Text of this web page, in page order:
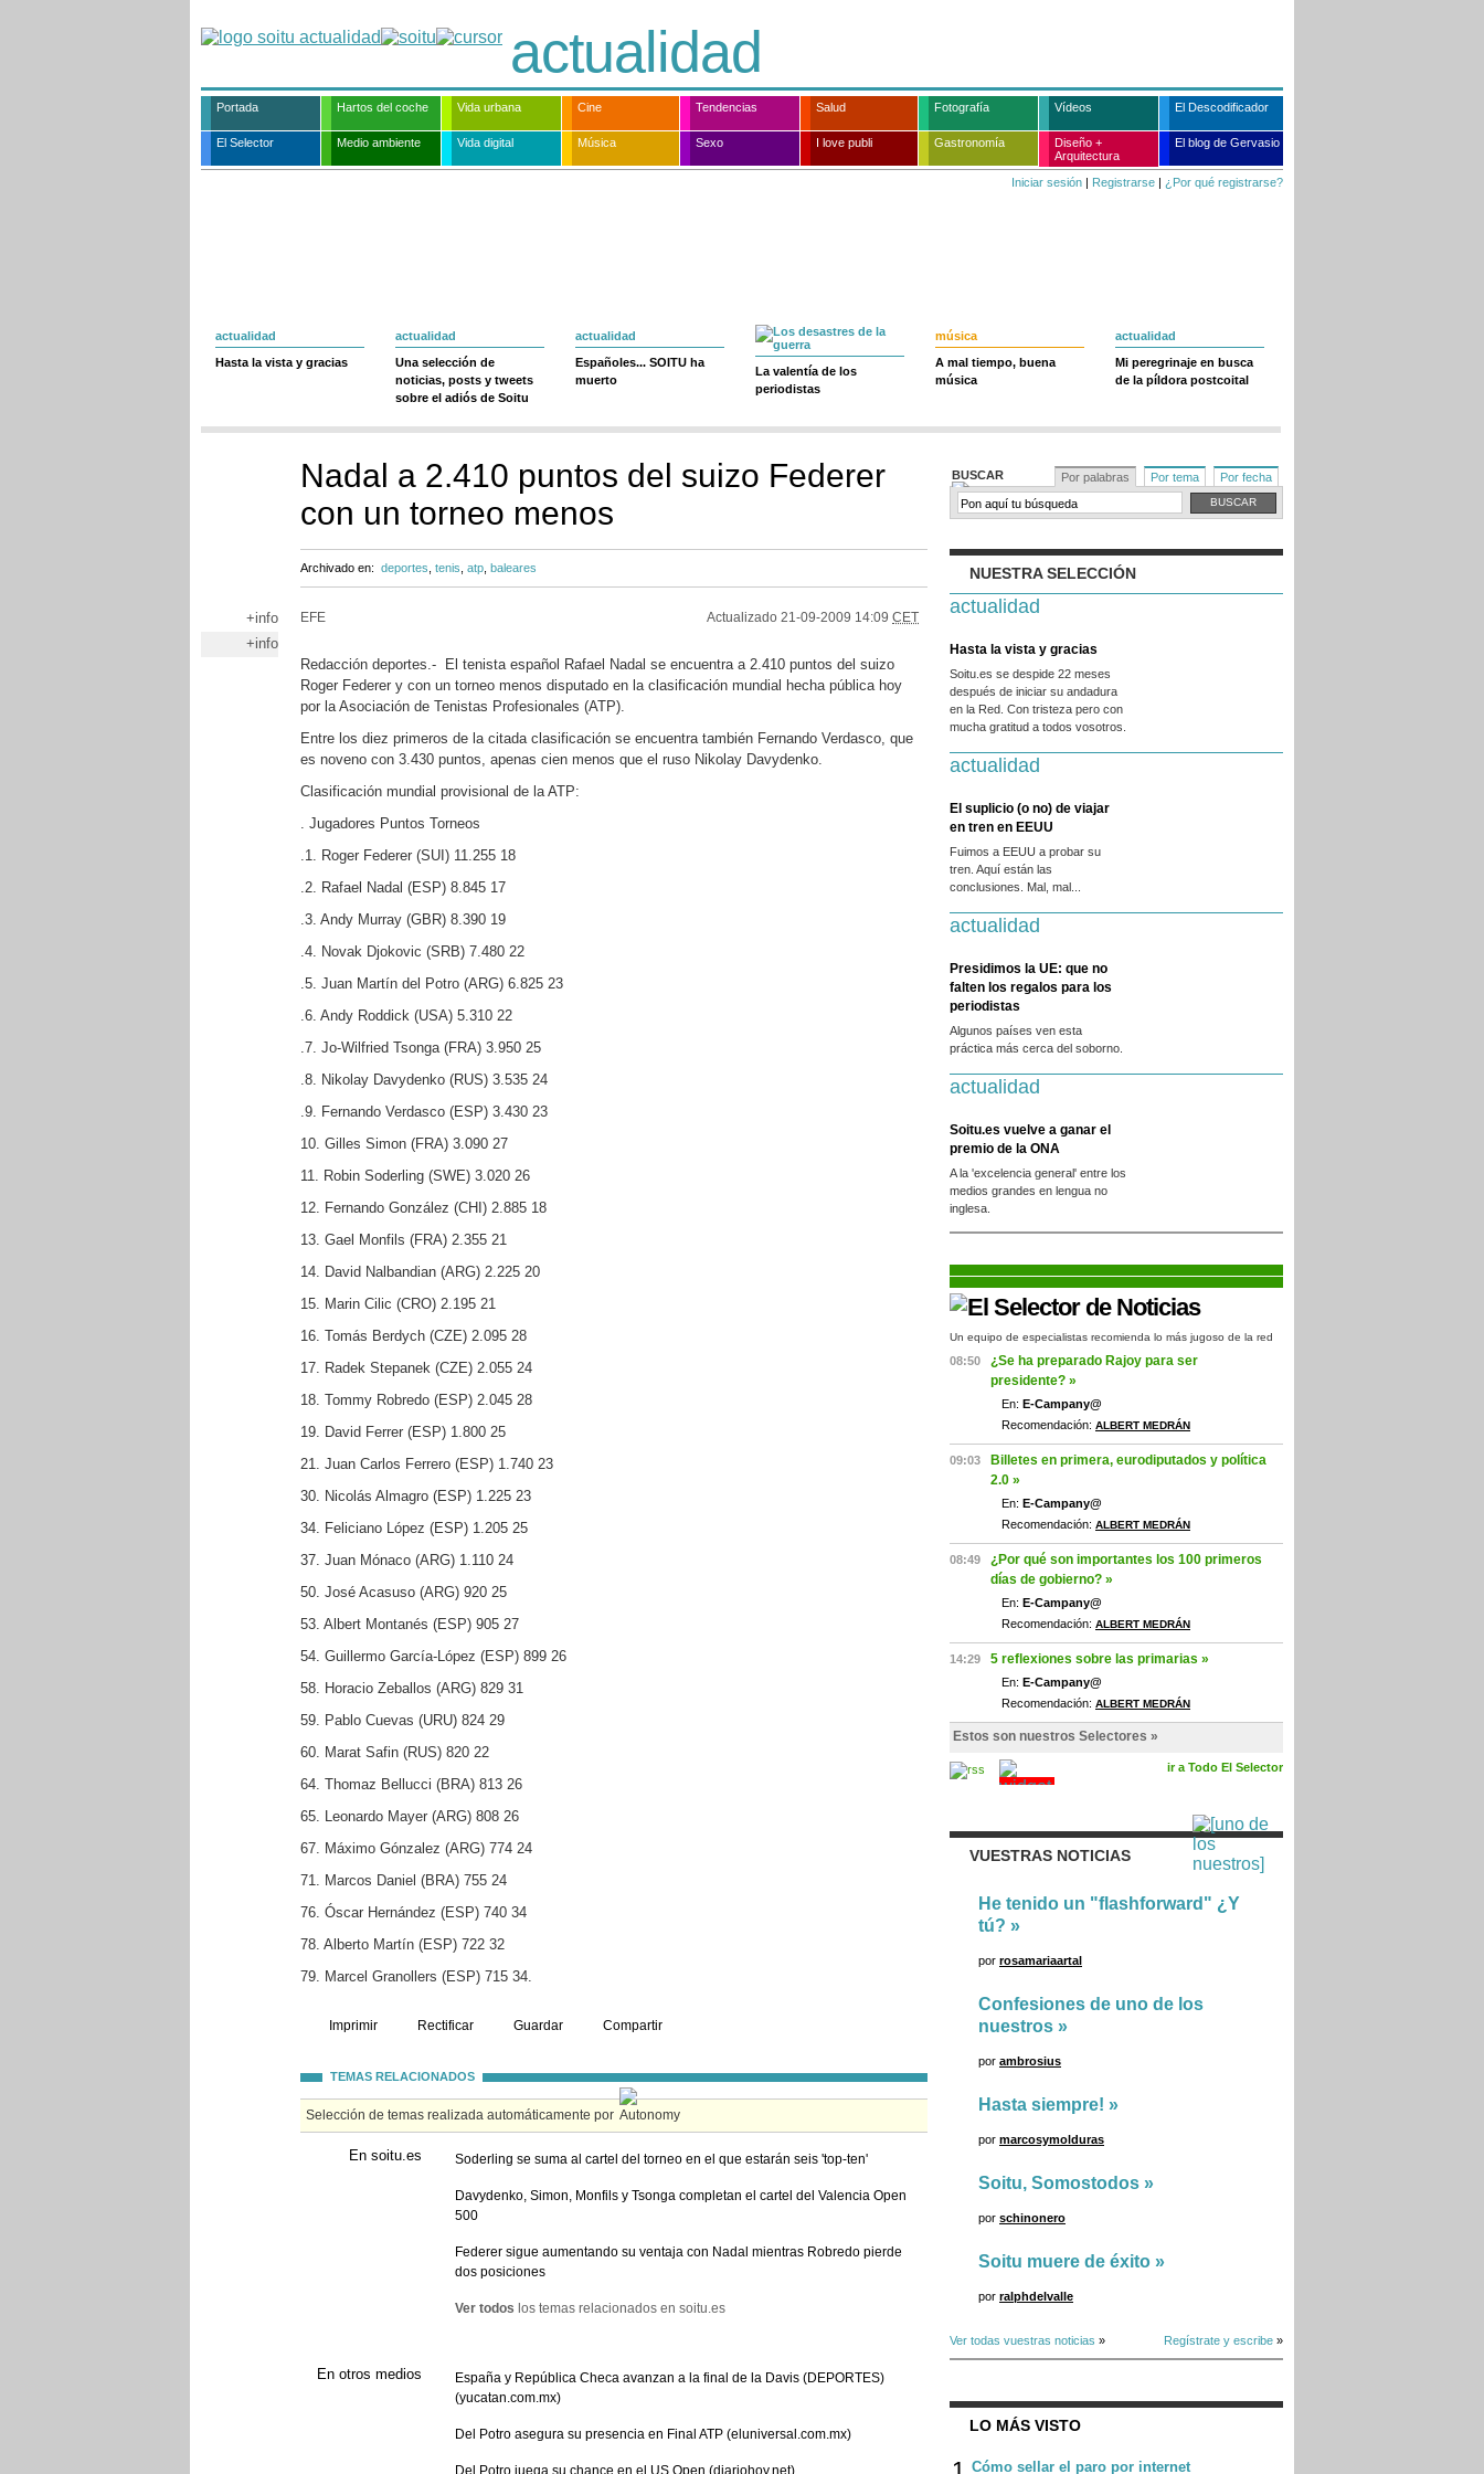
actualidad
Portada Hartos del coche Vida urbana Cine Tendencias Salud Fotografía Vídeos El Descodificador
El Selector Medio ambiente Vida digital Música Sexo I love publi Gastronomía
Diseño +
Arquitectura
El blog de Gervasio
Iniciar sesión | Registrarse | ¿Por qué registrarse?
actualidad
Hasta la vista y gracias
actualidad
Una selección de
noticias, posts y tweets
sobre el adiós de Soitu
actualidad
Españoles... SOITU ha
muerto
La valentía de los
periodistas
música
A mal tiempo, buena
música
actualidad
Mi peregrinaje en busca
de la píldora postcoital
Nadal a 2.410 puntos del suizo Federer
con un torneo menos
Archivado en: deportes tenis atp baleares
+info
+info
EFE Actualizado 21-09-2009 14:09 CET
Redacción deportes.- El tenista español Rafael Nadal se encuentra a 2.410 puntos del suizo
Roger Federer y con un torneo menos disputado en la clasificación mundial hecha pública hoy
por la Asociación de Tenistas Profesionales (ATP).
Entre los diez primeros de la citada clasificación se encuentra también Fernando Verdasco, que
es noveno con 3.430 puntos, apenas cien menos que el ruso Nikolay Davydenko.
Clasificación mundial provisional de la ATP:
. Jugadores Puntos Torneos
.1. Roger Federer (SUI) 11.255 18
.2. Rafael Nadal (ESP) 8.845 17
.3. Andy Murray (GBR) 8.390 19
.4. Novak Djokovic (SRB) 7.480 22
.5. Juan Martín del Potro (ARG) 6.825 23
.6. Andy Roddick (USA) 5.310 22
.7. Jo-Wilfried Tsonga (FRA) 3.950 25
.8. Nikolay Davydenko (RUS) 3.535 24
.9. Fernando Verdasco (ESP) 3.430 23
10. Gilles Simon (FRA) 3.090 27
11. Robin Soderling (SWE) 3.020 26
12. Fernando González (CHI) 2.885 18
13. Gael Monfils (FRA) 2.355 21
14. David Nalbandian (ARG) 2.225 20
15. Marin Cilic (CRO) 2.195 21
16. Tomás Berdych (CZE) 2.095 28
17. Radek Stepanek (CZE) 2.055 24
18. Tommy Robredo (ESP) 2.045 28
19. David Ferrer (ESP) 1.800 25
21. Juan Carlos Ferrero (ESP) 1.740 23
30. Nicolás Almagro (ESP) 1.225 23
34. Feliciano López (ESP) 1.205 25
37. Juan Mónaco (ARG) 1.110 24
50. José Acasuso (ARG) 920 25
53. Albert Montanés (ESP) 905 27
54. Guillermo García-López (ESP) 899 26
58. Horacio Zeballos (ARG) 829 31
59. Pablo Cuevas (URU) 824 29
60. Marat Safin (RUS) 820 22
64. Thomaz Bellucci (BRA) 813 26
65. Leonardo Mayer (ARG) 808 26
67. Máximo Gónzalez (ARG) 774 24
71. Marcos Daniel (BRA) 755 24
76. Óscar Hernández (ESP) 740 34
78. Alberto Martín (ESP) 722 32
79. Marcel Granollers (ESP) 715 34.
Imprimir Rectificar Guardar Compartir
TEMAS RELACIONADOS
Selección de temas realizada automáticamente por
En soitu.es Soderling se suma al cartel del torneo en el que estarán seis 'top-ten'
Davydenko, Simon, Monfils y Tsonga completan el cartel del Valencia Open
500
Federer sigue aumentando su ventaja con Nadal mientras Robredo pierde
dos posiciones
Ver todos los temas relacionados en soitu.es
En otros medios
España y República Checa avanzan a la final de la Davis (DEPORTES)
(yucatan.com.mx)
Del Potro asegura su presencia en Final ATP (eluniversal.com.mx)
Del Potro juega su chance en el US Open (diariohoy.net)
BUSCAR Por palabras Por tema Por fecha
NUESTRA SELECCIÓN
actualidad
Hasta la vista y gracias
Soitu.es se despide 22 meses
después de iniciar su andadura
en la Red. Con tristeza pero con
mucha gratitud a todos vosotros.
actualidad
El suplicio (o no) de viajar
en tren en EEUU
Fuimos a EEUU a probar su
tren. Aquí están las
conclusiones. Mal, mal...
actualidad
Presidimos la UE: que no
falten los regalos para los
periodistas
Algunos países ven esta
práctica más cerca del soborno.
actualidad
Soitu.es vuelve a ganar el
premio de la ONA
A la 'excelencia general' entre los
medios grandes en lengua no
inglesa.
Un equipo de especialistas recomienda lo más jugoso de la red
08:50
¿Se ha preparado Rajoy para ser
presidente? »
En: E-Campany@
Recomendación: ALBERT MEDRÁN
09:03
Billetes en primera, eurodiputados y política
2.0 »
En: E-Campany@
Recomendación: ALBERT MEDRÁN
08:49
¿Por qué son importantes los 100 primeros
días de gobierno? »
En: E-Campany@
Recomendación: ALBERT MEDRÁN
14:29 5 reflexiones sobre las primarias »
En: E-Campany@
Recomendación: ALBERT MEDRÁN
Estos son nuestros Selectores »
ir a Todo El Selector
VUESTRAS NOTICIAS
He tenido un "flashforward" ¿Y
tú? »
por rosamariaartal
Confesiones de uno de los
nuestros »
por ambrosius
Hasta siempre! »
por marcosymolduras
Soitu, Somostodos »
por schinonero
Soitu muere de éxito »
por ralphdelvalle
Ver todas vuestras noticias » Regístrate y escribe »
LO MÁS VISTO
Cómo sellar el paro por internet